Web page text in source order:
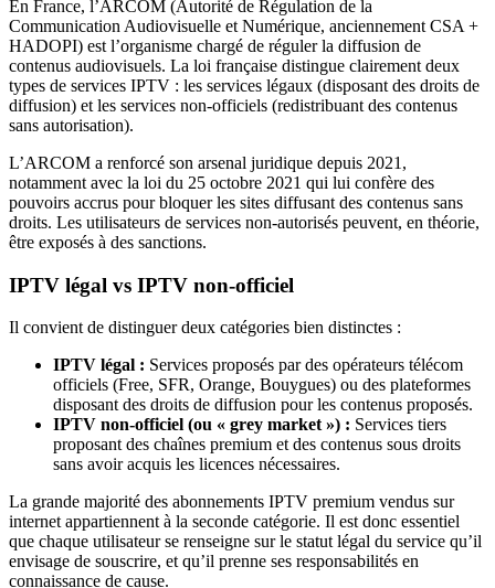
En France, l’ARCOM (Autorité de Régulation de la
Communication Audiovisuelle et Numérique, anciennement CSA +
HADOPI) est l’organisme chargé de réguler la diffusion de
contenus audiovisuels. La loi française distingue clairement deux
types de services IPTV : les services légaux (disposant des droits de
diffusion) et les services non-officiels (redistribuant des contenus
sans autorisation).
L’ARCOM a renforcé son arsenal juridique depuis 2021,
notamment avec la loi du 25 octobre 2021 qui lui confère des
pouvoirs accrus pour bloquer les sites diffusant des contenus sans
droits. Les utilisateurs de services non-autorisés peuvent, en théorie,
être exposés à des sanctions.
IPTV légal vs IPTV non-officiel
Il convient de distinguer deux catégories bien distinctes :
IPTV légal : Services proposés par des opérateurs télécom
officiels (Free, SFR, Orange, Bouygues) ou des plateformes
disposant des droits de diffusion pour les contenus proposés.
IPTV non-officiel (ou « grey market ») : Services tiers
proposant des chaînes premium et des contenus sous droits
sans avoir acquis les licences nécessaires.
La grande majorité des abonnements IPTV premium vendus sur
internet appartiennent à la seconde catégorie. Il est donc essentiel
que chaque utilisateur se renseigne sur le statut légal du service qu’il
envisage de souscrire, et qu’il prenne ses responsabilités en
connaissance de cause.